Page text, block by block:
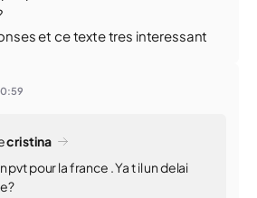
et ce texte tres interessant
cristina
pvt pour la france . Ya t il un delai